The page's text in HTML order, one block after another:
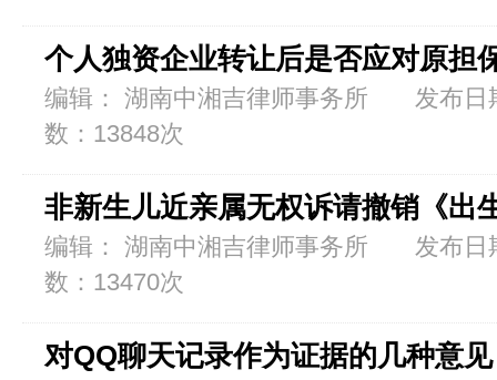
个人独资企业转让后是否应对原担
编辑： 湖南中湘吉律师事务所 发布
数：13848次
非新生儿近亲属无权诉请撤销《出
编辑： 湖南中湘吉律师事务所 发布
数：13470次
对QQ聊天记录作为证据的几种意见